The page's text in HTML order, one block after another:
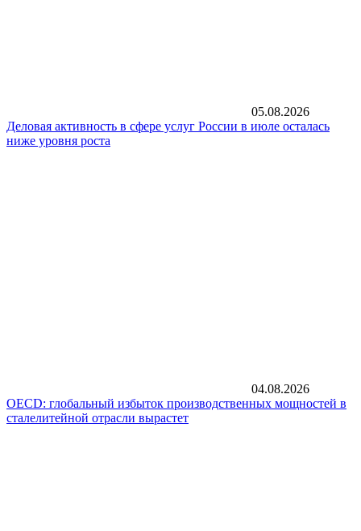
05.08.2026
Деловая активность в сфере услуг России в июле осталась
ниже уровня роста
04.08.2026
OECD: глобальный избыток производственных мощностей в
сталелитейной отрасли вырастет